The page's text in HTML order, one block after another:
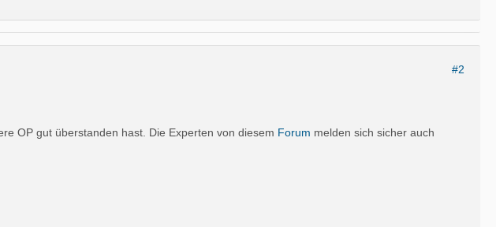
#2
OP gut überstanden hast. Die Experten von diesem Forum melden sich sicher auch